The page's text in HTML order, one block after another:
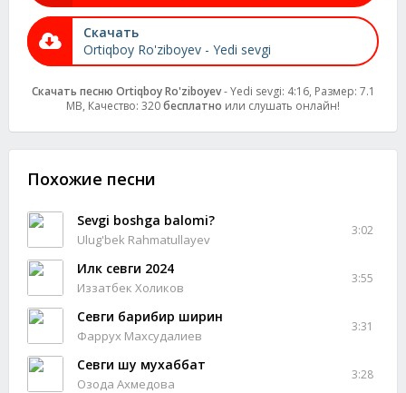
Скачать
Ortiqboy Ro'ziboyev - Yedi sevgi
Скачать песню Ortiqboy Ro'ziboyev- Yedi sevgi: 4:16, Размер: 7.1
MB, Качество: 320бесплатно или слушать онлайн!
Похожие песни
Sevgi boshga balomi?
Ulug'bek Rahmatullayev
3:02
Илк севги 2024
Иззатбек Холиков
3:55
Севги барибир ширин
Фаррух Махсудалиев
3:31
Севги шу мухаббат
Озода Ахмедова
3:28